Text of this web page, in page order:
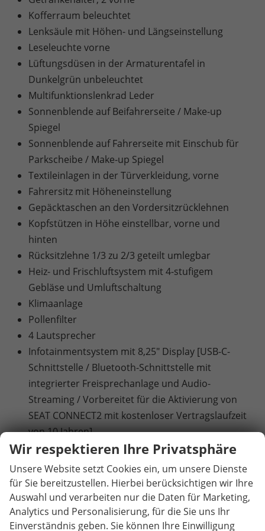
Kofferraum beleuchtet
Lenksäule mit Höhen- und Längseinstellung
Leseleuchte vorne
Lüftungsdüsen in der Armaturentafel in
Dunkelgrün unbeleuchtet
Multifunktionslenkrad Leder
Sonnenblende auf Beifahrerseite / Make-up
Spiegel
Sonnenblende auf Fahrerseite mit Einschub für
Parkscheibe / Make-up Spiegel
Textileinlagen in der Türverkleidung, vorne
Fahrersitz mit Höheneinstellung
Gepäcktaschen an den Vordersitzrücklehnen
Kopfstützen in Höhe einstellbar, vorne und
hinten
Rücksitzlehne 1/3 zu 2/3 geteilt umlegbar
Heiz- und Frischluftsystem mit 4-stufigem
Gebläse und Umluftschaltung
Klimaanlage
Pollenfilter
4 Lautsprecher
Infotainmentsystem mit 8,25" Display [USB-C-
Schnittstelle / Bluetooth-Schnittstelle mit
integrierter Freisprechanlage und Audio-
Streaming / Vorbereitet für die Aktivierung von
SEAT CONNECT2 mit kostenloser Vertragslaufzeit
von 10 Jahren]
Digitaler Radioempfang DAB+
Volldigitales Kombiinstrument mit 8" TFT Display
Blinkleuchten in den Außenspiegeln
Drittes Bremslicht im Heckspoiler integriert
Heckleuchten in LED-Technologie
LED-Technologie für Scheinwerfer und
Wir respektieren Ihre Privatsphäre
Unsere Website setzt Cookies ein, um unsere Dienste
für Sie bereitzustellen. Hierbei berücksichtigen wir Ihre
Auswahl und verarbeiten nur die Daten für Marketing,
Analytics und Personalisierung, für die Sie uns Ihr
Einverständnis geben. Sie können Ihre Einwilligung